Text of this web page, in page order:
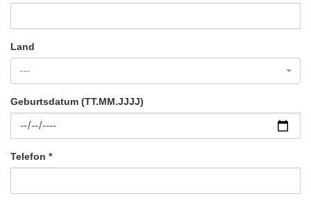
Land
---
Geburtsdatum (TT.MM.JJJJ)
Telefon *